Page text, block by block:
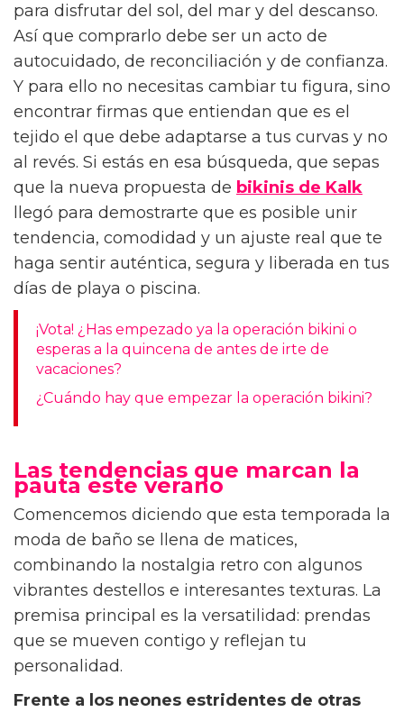
para disfrutar del sol, del mar y del descanso.
Así que comprarlo debe ser un acto de
autocuidado, de reconciliación y de confianza.
Y para ello no necesitas cambiar tu figura, sino
encontrar firmas que entiendan que es el
tejido el que debe adaptarse a tus curvas y no
al revés. Si estás en esa búsqueda, que sepas
que la nueva propuesta de bikinis de Kalk
llegó para demostrarte que es posible unir
tendencia, comodidad y un ajuste real que te
haga sentir auténtica, segura y liberada en tus
días de playa o piscina.
¡Vota! ¿Has empezado ya la operación bikini o
esperas a la quincena de antes de irte de
vacaciones?
¿Cuándo hay que empezar la operación bikini?
Las tendencias que marcan la
pauta este verano
Comencemos diciendo que esta temporada la
moda de baño se llena de matices,
combinando la nostalgia retro con algunos
vibrantes destellos e interesantes texturas. La
premisa principal es la versatilidad: prendas
que se mueven contigo y reflejan tu
personalidad.
Frente a los neones estridentes de otras